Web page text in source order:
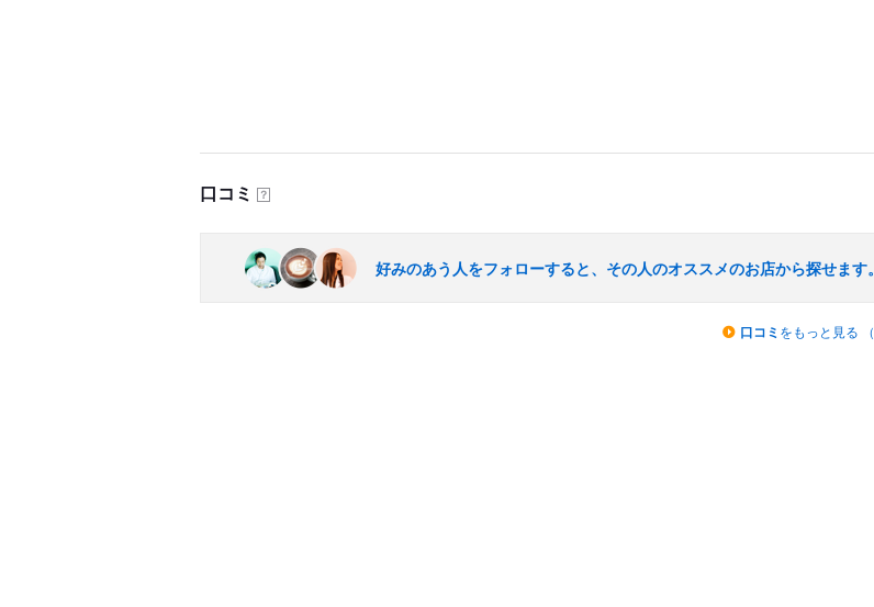
口コミ ？
好みのあう人をフォローすると、その人のオススメのお店から探せます。
口コミ をもっと見る （